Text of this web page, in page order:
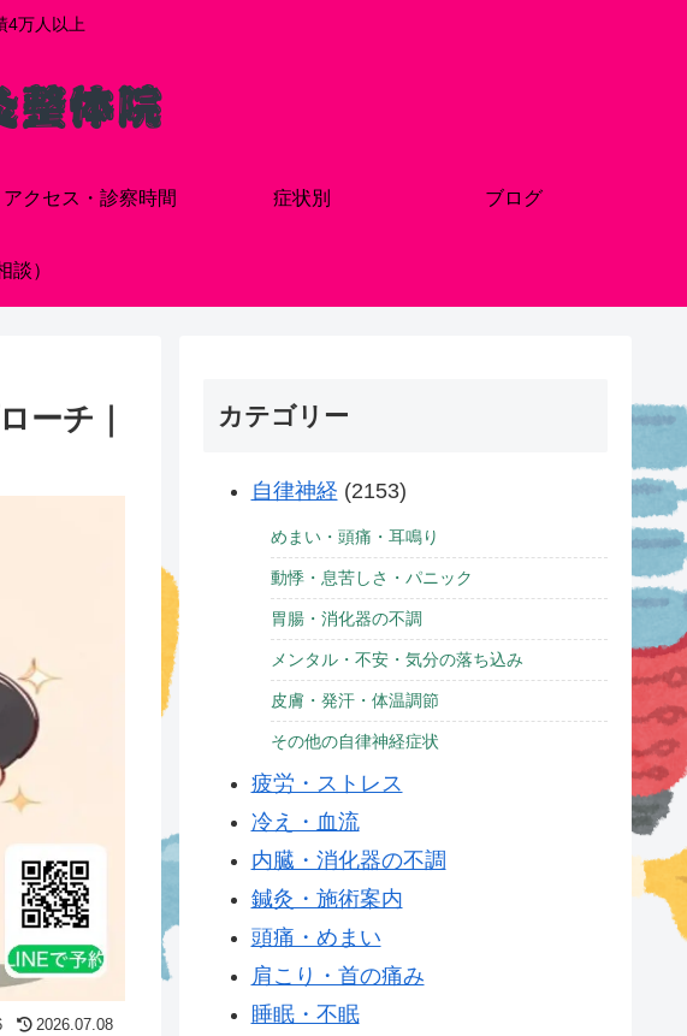
4万人以上
アクセス・診察時間 症状別 ブログ
談）
ーチ｜
2026.07.08
カテゴリー
自律神経 (2153)
めまい・頭痛・耳鳴り
動悸・息苦しさ・パニック
胃腸・消化器の不調
メンタル・不安・気分の落ち込み
皮膚・発汗・体温調節
その他の自律神経症状
疲労・ストレス
冷え・血流
内臓・消化器の不調
鍼灸・施術案内
頭痛・めまい
肩こり・首の痛み
睡眠・不眠